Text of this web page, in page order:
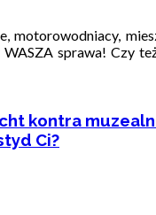
motorowodniacy,
sprawa! Czy
kontra
Ci?